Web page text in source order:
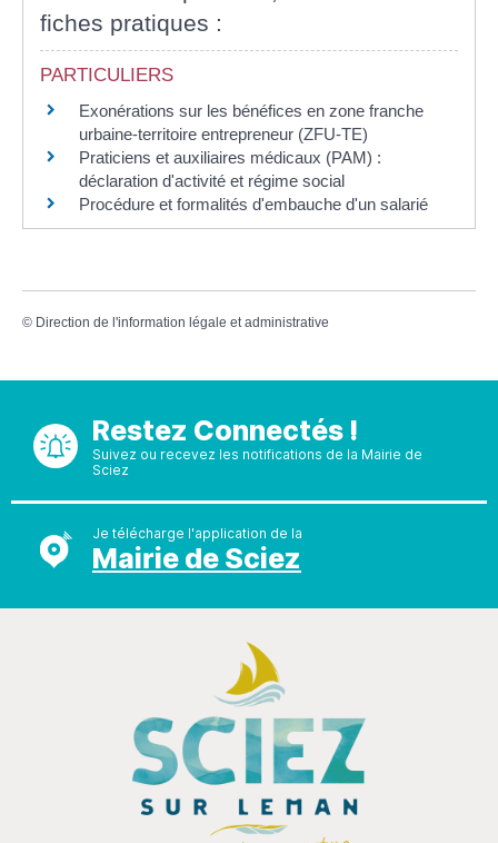
fiches pratiques :
PARTICULIERS
Exonérations sur les bénéfices en zone franche
urbaine-territoire entrepreneur (ZFU-TE)
Praticiens et auxiliaires médicaux (PAM) :
déclaration d'activité et régime social
Procédure et formalités d'embauche d'un salarié
© Direction de l'information légale et administrative
Restez Connectés !
Suivez ou recevez les notifications de la Mairie de
Sciez
Je télécharge l'application de la
Mairie de Sciez